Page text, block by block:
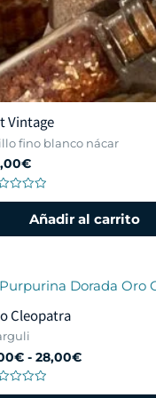
Vintage
fino blanco nácar
€
Añadir al carrito
Cleopatra
€ - 28,00€